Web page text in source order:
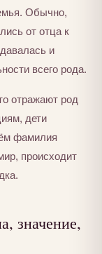
Обычно,
от отца к
и
всего рода.
отражают род
дети
фамилия
происходит
значение,